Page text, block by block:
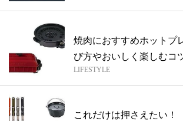
焼肉におすすめホットプ
び方やおいしく楽しむコ
LIFESTYLE
これだけは押さえたい！